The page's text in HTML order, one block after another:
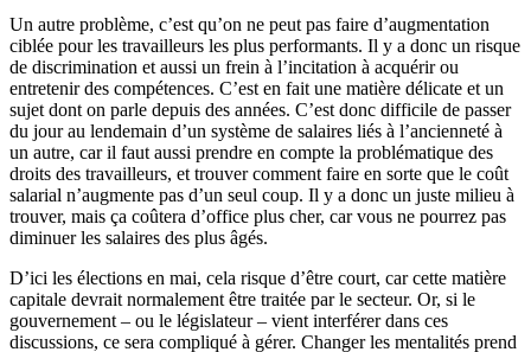
Un autre problème, c’est qu’on ne peut pas faire d’augmentation
ciblée pour les travailleurs les plus performants. Il y a donc un risque
de discrimination et aussi un frein à l’incitation à acquérir ou
entretenir des compétences. C’est en fait une matière délicate et un
sujet dont on parle depuis des années. C’est donc difficile de passer
du jour au lendemain d’un système de salaires liés à l’ancienneté à
un autre, car il faut aussi prendre en compte la problématique des
droits des travailleurs, et trouver comment faire en sorte que le coût
salarial n’augmente pas d’un seul coup. Il y a donc un juste milieu à
trouver, mais ça coûtera d’office plus cher, car vous ne pourrez pas
diminuer les salaires des plus âgés.
D’ici les élections en mai, cela risque d’être court, car cette matière
capitale devrait normalement être traitée par le secteur. Or, si le
gouvernement – ou le législateur – vient interférer dans ces
discussions, ce sera compliqué à gérer. Changer les mentalités prend